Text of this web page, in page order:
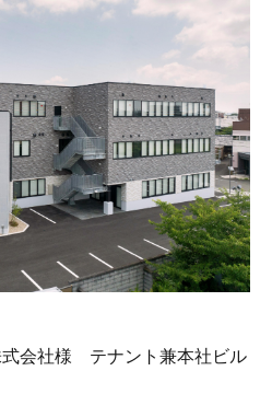
式会社様 テナント兼本社ビル